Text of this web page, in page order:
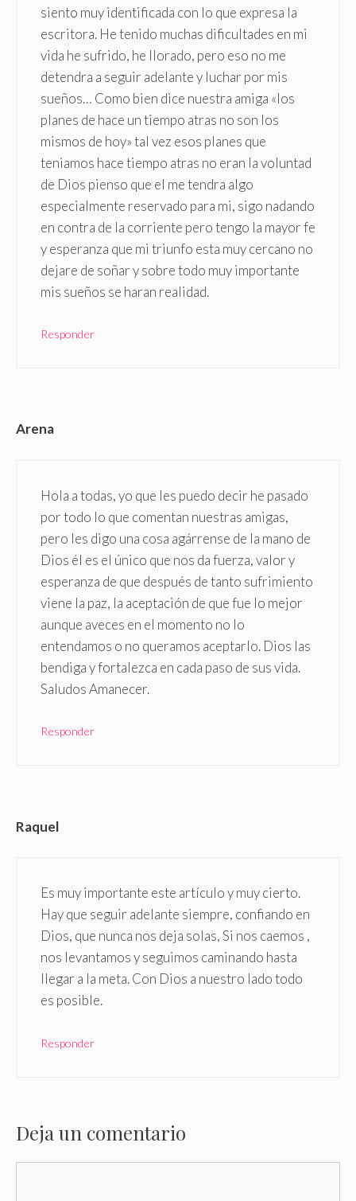
siento muy identificada con lo que expresa la
escritora. He tenido muchas dificultades en mi
vida he sufrido, he llorado, pero eso no me
detendra a seguir adelante y luchar por mis
sueños… Como bien dice nuestra amiga «los
planes de hace un tiempo atras no son los
mismos de hoy» tal vez esos planes que
teniamos hace tiempo atras no eran la voluntad
de Dios pienso que el me tendra algo
especialmente reservado para mi, sigo nadando
en contra de la corriente pero tengo la mayor fe
y esperanza que mi triunfo esta muy cercano no
dejare de soñar y sobre todo muy importante
mis sueños se haran realidad.
Responder
Arena
Hola a todas, yo que les puedo decir he pasado
por todo lo que comentan nuestras amigas,
pero les digo una cosa agárrense de la mano de
Dios él es el único que nos da fuerza, valor y
esperanza de que después de tanto sufrimiento
viene la paz, la aceptación de que fue lo mejor
aunque aveces en el momento no lo
entendamos o no queramos aceptarlo. Dios las
bendiga y fortalezca en cada paso de sus vida.
Saludos Amanecer.
Responder
Raquel
Es muy importante este artículo y muy cierto.
Hay que seguir adelante siempre, confiando en
Dios, que nunca nos deja solas, Si nos caemos ,
nos levantamos y seguimos caminando hasta
llegar a la meta. Con Dios a nuestro lado todo
es posible.
Responder
Deja un comentario